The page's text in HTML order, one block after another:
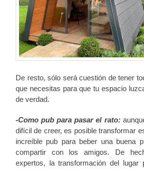
De resto, sólo será cuestión de tener
que necesitas para que tu espacio
de verdad.
-Como pub para pasar el rato:
difícil de creer, es posible transformar
increíble pub para beber una buena
compartir con los amigos. De
expertos, la transformación del lugar